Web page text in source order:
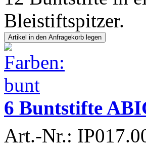
Bleistiftspitzer.
6 Buntstifte
Art.-Nr.: